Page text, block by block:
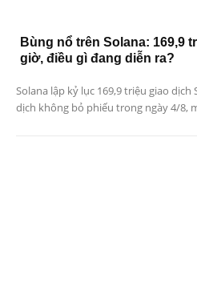
Bùng nổ trên Solana: 169,9
giờ, điều gì đang diễn ra?
Solana lập kỷ lục 169,9 triệu giao dịch
dịch không bỏ phiếu trong ngày 4/8,